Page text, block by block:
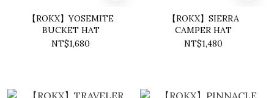
【ROKX】YOSEMITE
BUCKET HAT
NT$1,680
【ROKX】SIERRA
CAMPER HAT
NT$1,480